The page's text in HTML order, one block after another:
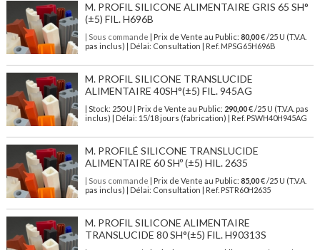
M. PROFIL SILICONE ALIMENTAIRE GRIS 65 SH°
(±5) FIL. H696B
| Sous commande | Prix de Vente au Public: 80,00€ /25 U (T.V.A.
pas inclus) | Délai: Consultation | Ref. MPSG65H696B
M. PROFIL SILICONE TRANSLUCIDE
ALIMENTAIRE 40SH°(±5) FIL. 945AG
| Stock: 250 U | Prix de Vente au Public: 290,00€/25 U (T.V.A. pas
inclus)
| Délai: 15/18 jours (fabrication) | Ref. PSWH40H945AG
M. PROFILÉ SILICONE TRANSLUCIDE
ALIMENTAIRE 60 SHº (±5) HIL. 2635
| Sous commande | Prix de Vente au Public: 85,00€ /25 U (T.V.A.
pas inclus) | Délai: Consultation | Ref. PSTR60H2635
M. PROFIL SILICONE ALIMENTAIRE
TRANSLUCIDE 80 SH°(±5) FIL. H90313S